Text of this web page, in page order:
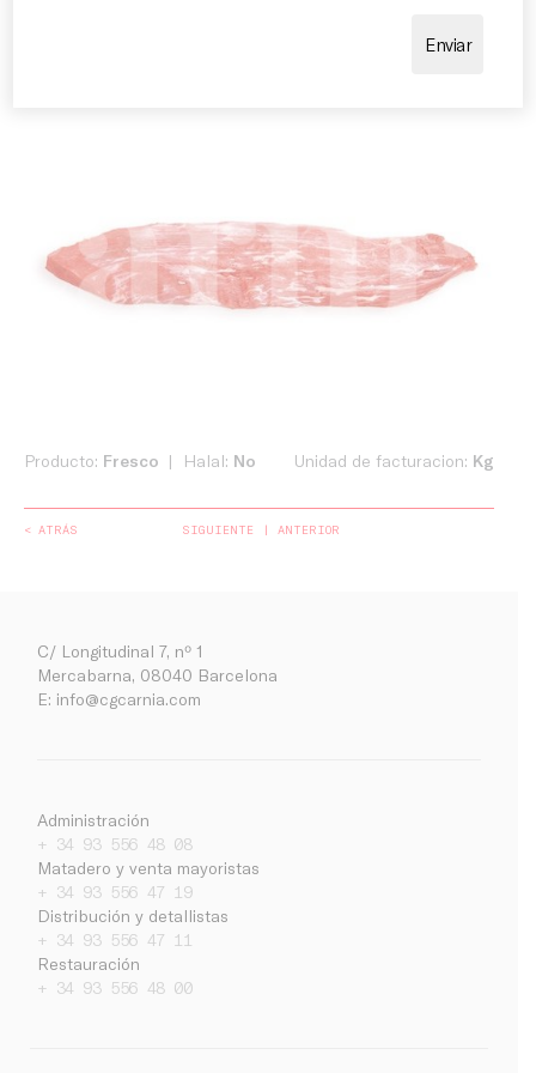
Empresa
Producto: Fresco Halal: No Unidad de facturacion: Kg
< ATRÁS SIGUIENTE ANTERIOR
C/ Longitudinal 7, nº 1
Mercabarna, 08040 Barcelona
E: info@cgcarnia.com
Administración
+ 34 93 556 48 08
Matadero y venta mayoristas
+ 34 93 556 47 19
Distribución y detallistas
+ 34 93 556 47 11
Restauración
+ 34 93 556 48 00